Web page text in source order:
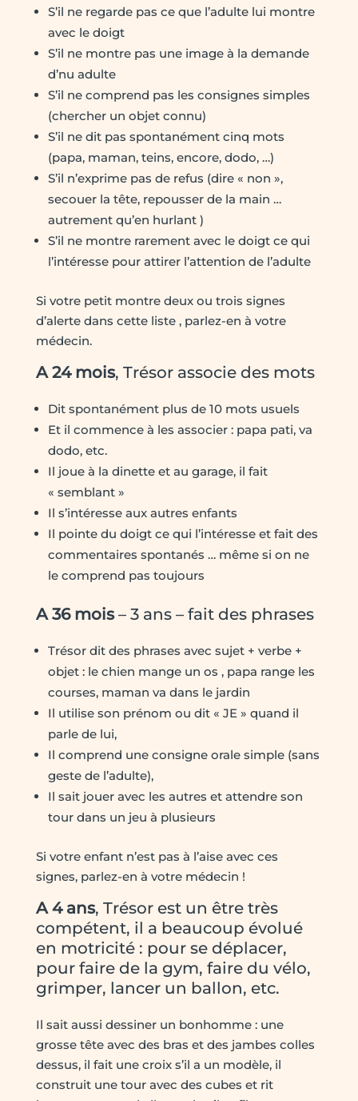
S’il ne regarde pas ce que l’adulte lui montre
avec le doigt
S’il ne montre pas une image à la demande
d’nu adulte
S’il ne comprend pas les consignes simples
(chercher un objet connu)
S’il ne dit pas spontanément cinq mots
(papa, maman, teins, encore, dodo, …)
S’il n’exprime pas de refus (dire « non »,
secouer la tête, repousser de la main …
autrement qu’en hurlant )
S’il ne montre rarement avec le doigt ce qui
l’intéresse pour attirer l’attention de l’adulte
Si votre petit montre deux ou trois signes
d’alerte dans cette liste , parlez-en à votre
médecin.
A 24 mois, Trésor associe des mots
Dit spontanément plus de 10 mots usuels
Et il commence à les associer : papa pati, va
dodo, etc.
Il joue à la dinette et au garage, il fait
« semblant »
Il s’intéresse aux autres enfants
Il pointe du doigt ce qui l’intéresse et fait des
commentaires spontanés … même si on ne
le comprend pas toujours
A 36 mois– 3 ans – fait des phrases
Trésor dit des phrases avec sujet + verbe +
objet : le chien mange un os , papa range les
courses, maman va dans le jardin
Il utilise son prénom ou dit « JE » quand il
parle de lui,
Il comprend une consigne orale simple (sans
geste de l’adulte),
Il sait jouer avec les autres et attendre son
tour dans un jeu à plusieurs
Si votre enfant n’est pas à l’aise avec ces
signes, parlez-en à votre médecin !
A 4 ans, Trésor est un être très
compétent, il a beaucoup évolué
en motricité : pour se déplacer,
pour faire de la gym, faire du vélo,
grimper, lancer un ballon, etc.
Il sait aussi dessiner un bonhomme : une
grosse tête avec des bras et des jambes colles
dessus, il fait une croix s’il a un modèle, il
construit une tour avec des cubes et rit